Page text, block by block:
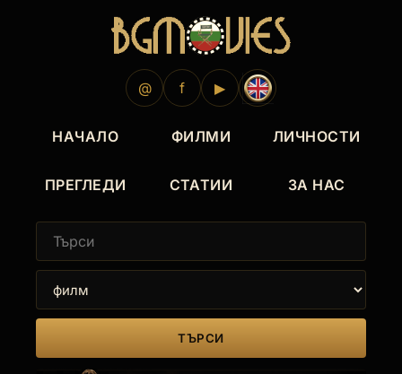
@ f ▶
НАЧАЛО ФИЛМИ ЛИЧНОСТИ
ПРЕГЛЕДИ СТАТИИ ЗА НАС
ТЪРСИ